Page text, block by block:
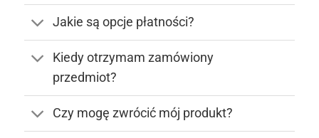
Jakie są opcje płatności?
Kiedy otrzymam zamówiony
przedmiot?
Czy mogę zwrócić mój produkt?